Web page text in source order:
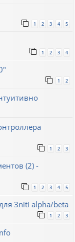
1 2 3 4 5
1 2 3 4
1 2
1 2 3
(2) -
1 2 3 4 5
3niti alpha/beta
1 2 3